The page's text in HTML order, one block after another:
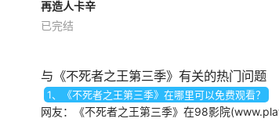
再造人卡辛
古谷彻
人类制造出了机器人作为他们
的帮手，但机器人却最终背叛
了人类，夺走了地球的统治
权。就在人们被逼的走投无路
再造人卡辛
已完结
与《不死者之王第三季》有关的热门问题
1、《不死者之王第三季》在哪里可以免费观看？
网友：《不死者之王第三季》在98影院